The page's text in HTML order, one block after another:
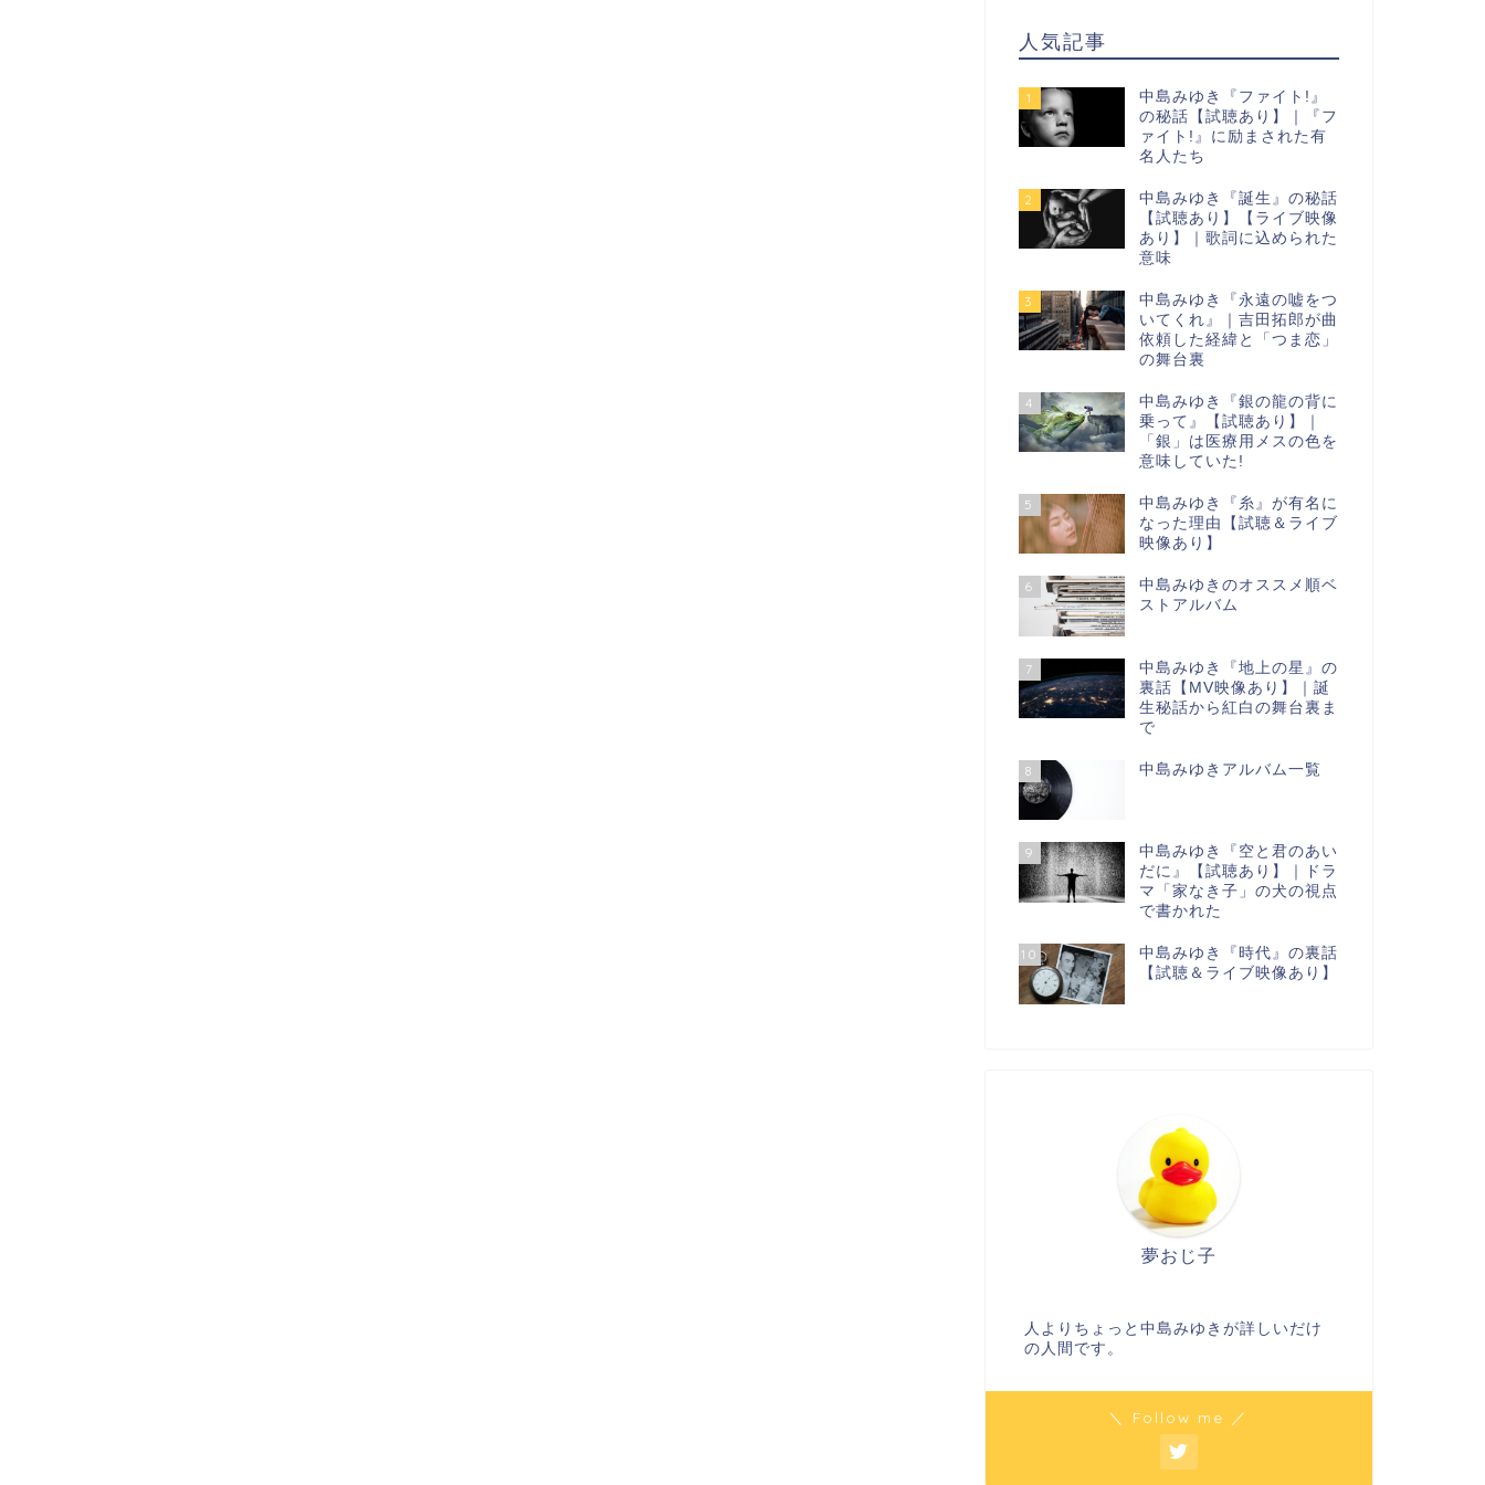
人気記事
1
中島みゆき『ファイト!』
の秘話【試聴あり】｜『フ
ァイト!』に励まされた有
名人たち
2
中島みゆき『誕生』の秘話
【試聴あり】【ライブ映像
あり】｜歌詞に込められた
意味
3
中島みゆき『永遠の嘘をつ
いてくれ』｜吉田拓郎が曲
依頼した経緯と「つま恋」
の舞台裏
4
中島みゆき『銀の龍の背に
乗って』【試聴あり】｜
「銀」は医療用メスの色を
意味していた!
5
中島みゆき『糸』が有名に
なった理由【試聴＆ライブ
映像あり】
6
中島みゆきのオススメ順ベ
ストアルバム
7
中島みゆき『地上の星』の
裏話【МV映像あり】｜誕
生秘話から紅白の舞台裏ま
で
8 中島みゆきアルバム一覧
9
中島みゆき『空と君のあい
だに』【試聴あり】｜ドラ
マ「家なき子」の犬の視点
で書かれた
10
中島みゆき『時代』の裏話
【試聴＆ライブ映像あり】
夢おじ子
人よりちょっと中島みゆきが詳しいだけ
の人間です。
＼ Follow me ／